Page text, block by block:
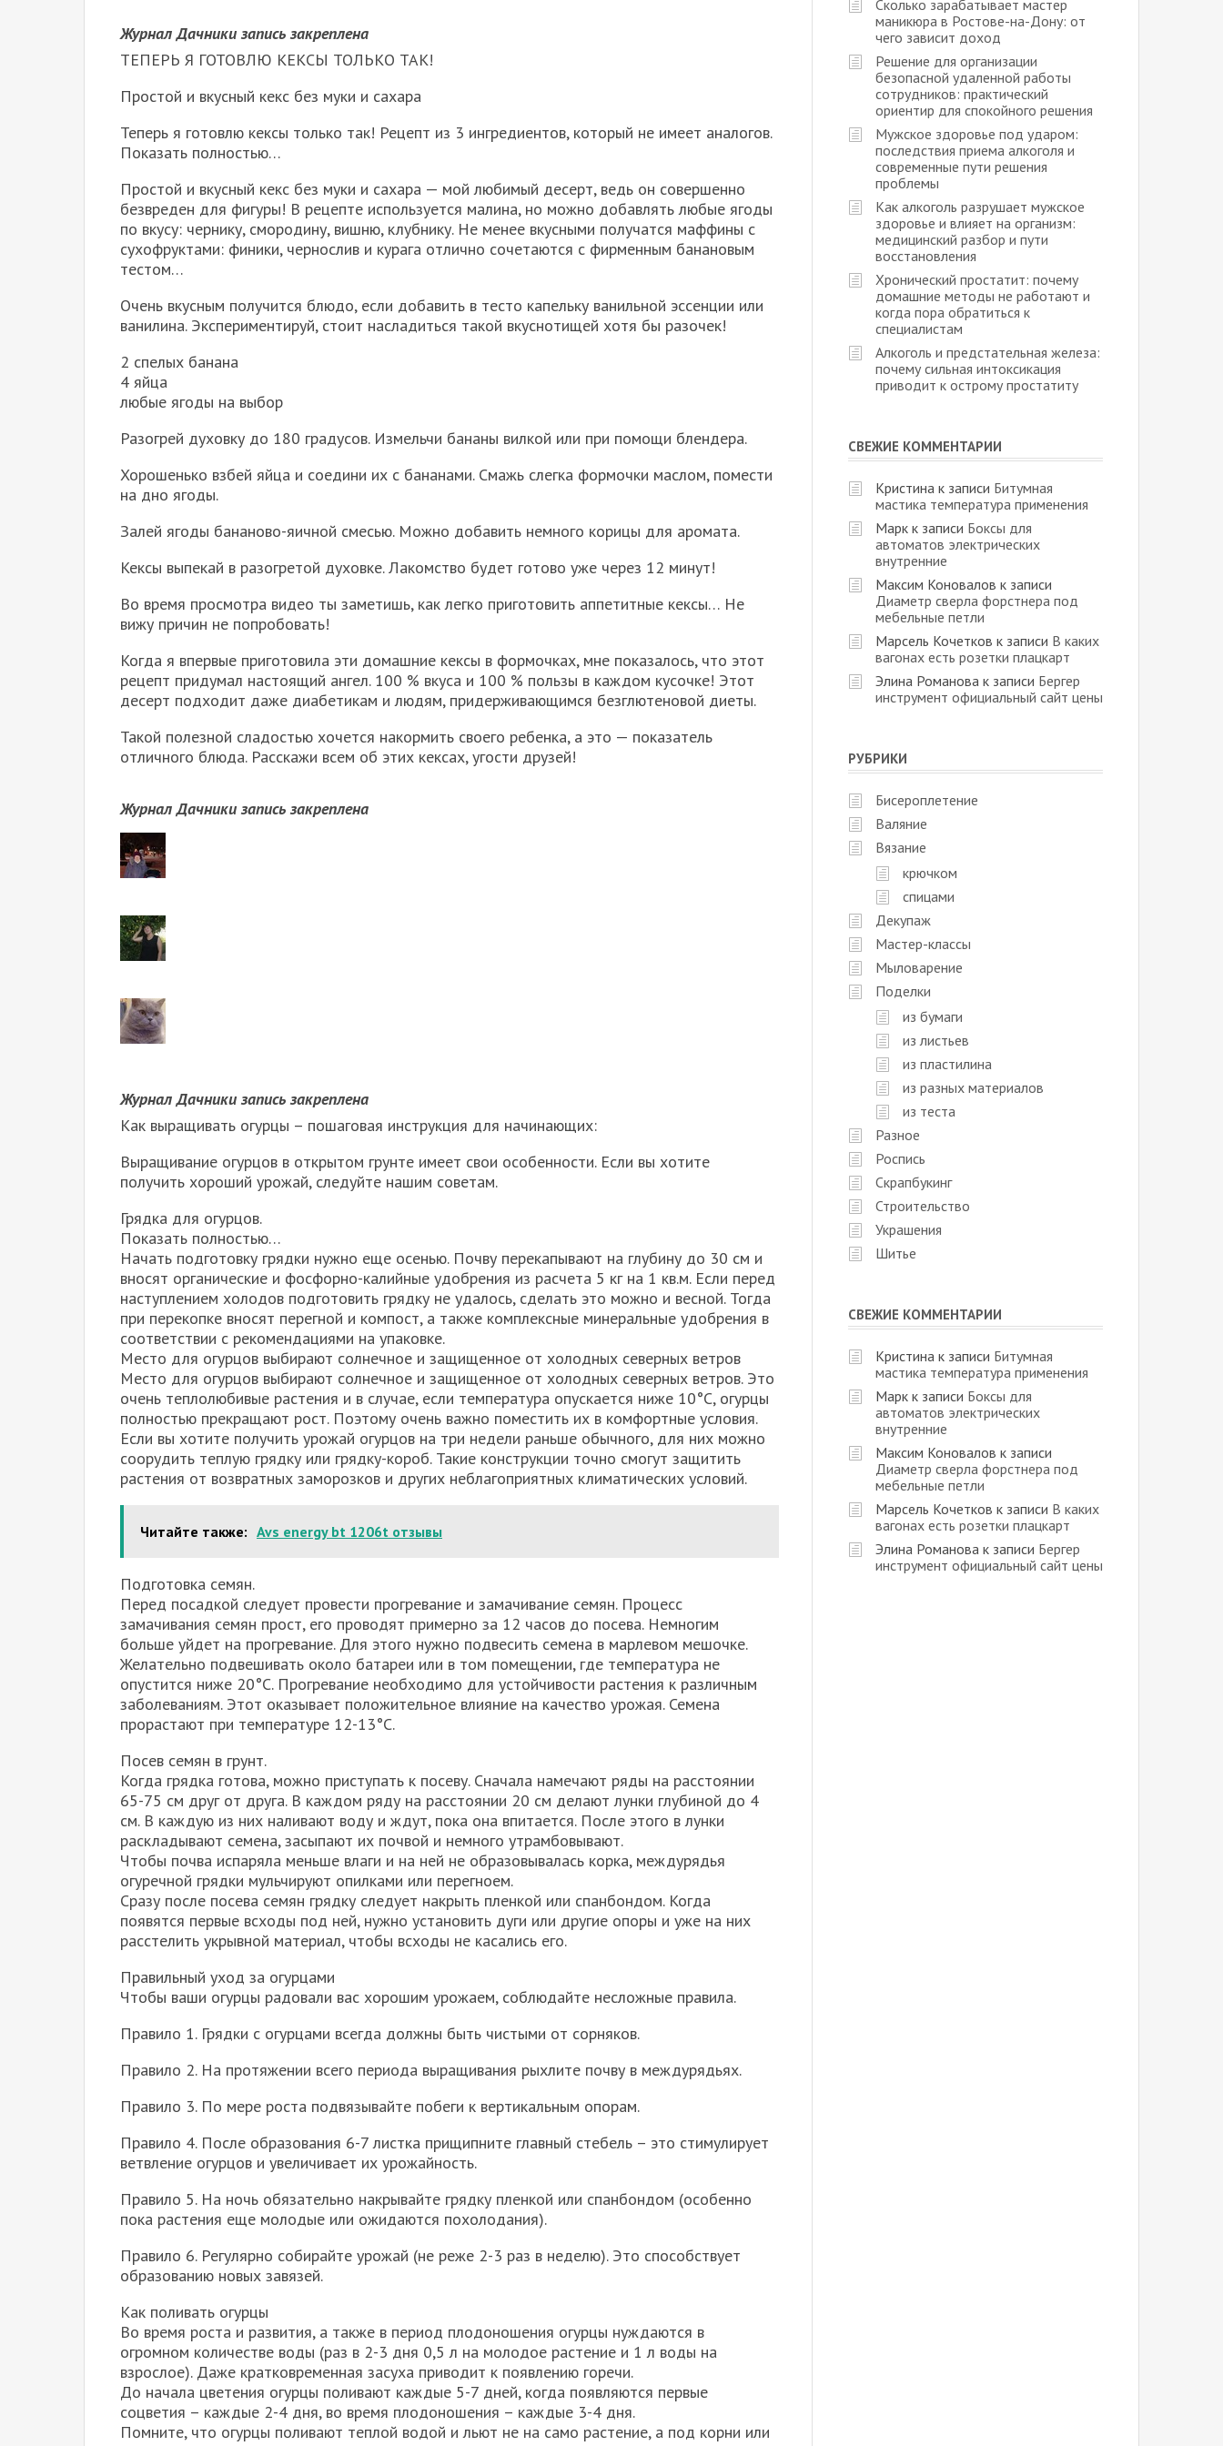
Журнал Дачники запись закреплена
ТЕПЕРЬ Я ГОТОВЛЮ КЕКСЫ ТОЛЬКО ТАК!
Простой и вкусный кекс без муки и сахара
Теперь я готовлю кексы только так! Рецепт из 3 ингредиентов, который не имеет аналогов.
Показать полностью…
Простой и вкусный кекс без муки и сахара — мой любимый десерт, ведь он совершенно
безвреден для фигуры! В рецепте используется малина, но можно добавлять любые ягоды
по вкусу: чернику, смородину, вишню, клубнику. Не менее вкусными получатся маффины с
сухофруктами: финики, чернослив и курага отлично сочетаются с фирменным банановым
тестом…
Очень вкусным получится блюдо, если добавить в тесто капельку ванильной эссенции или
ванилина. Экспериментируй, стоит насладиться такой вкуснотищей хотя бы разочек!
2 спелых банана
4 яйца
любые ягоды на выбор
Разогрей духовку до 180 градусов. Измельчи бананы вилкой или при помощи блендера.
Хорошенько взбей яйца и соедини их с бананами. Смажь слегка формочки маслом, помести
на дно ягоды.
Залей ягоды бананово-яичной смесью. Можно добавить немного корицы для аромата.
Кексы выпекай в разогретой духовке. Лакомство будет готово уже через 12 минут!
Во время просмотра видео ты заметишь, как легко приготовить аппетитные кексы… Не
вижу причин не попробовать!
Когда я впервые приготовила эти домашние кексы в формочках, мне показалось, что этот
рецепт придумал настоящий ангел. 100 % вкуса и 100 % пользы в каждом кусочке! Этот
десерт подходит даже диабетикам и людям, придерживающимся безглютеновой диеты.
Такой полезной сладостью хочется накормить своего ребенка, а это — показатель
отличного блюда. Расскажи всем об этих кексах, угости друзей!
Журнал Дачники запись закреплена
Журнал Дачники запись закреплена
Как выращивать огурцы – пошаговая инструкция для начинающих:
Выращивание огурцов в открытом грунте имеет свои особенности. Если вы хотите
получить хороший урожай, следуйте нашим советам.
Грядка для огурцов.
Показать полностью…
Начать подготовку грядки нужно еще осенью. Почву перекапывают на глубину до 30 см и
вносят органические и фосфорно-калийные удобрения из расчета 5 кг на 1 кв.м. Если перед
наступлением холодов подготовить грядку не удалось, сделать это можно и весной. Тогда
при перекопке вносят перегной и компост, а также комплексные минеральные удобрения в
соответствии с рекомендациями на упаковке.
Место для огурцов выбирают солнечное и защищенное от холодных северных ветров
Место для огурцов выбирают солнечное и защищенное от холодных северных ветров. Это
очень теплолюбивые растения и в случае, если температура опускается ниже 10°С, огурцы
полностью прекращают рост. Поэтому очень важно поместить их в комфортные условия.
Если вы хотите получить урожай огурцов на три недели раньше обычного, для них можно
соорудить теплую грядку или грядку-короб. Такие конструкции точно смогут защитить
растения от возвратных заморозков и других неблагоприятных климатических условий.
Читайте также: Avs energy bt 1206t отзывы
Подготовка семян.
Перед посадкой следует провести прогревание и замачивание семян. Процесс
замачивания семян прост, его проводят примерно за 12 часов до посева. Немногим
больше уйдет на прогревание. Для этого нужно подвесить семена в марлевом мешочке.
Желательно подвешивать около батареи или в том помещении, где температура не
опустится ниже 20°С. Прогревание необходимо для устойчивости растения к различным
заболеваниям. Этот оказывает положительное влияние на качество урожая. Семена
прорастают при температуре 12-13°С.
Посев семян в грунт.
Когда грядка готова, можно приступать к посеву. Сначала намечают ряды на расстоянии
65-75 см друг от друга. В каждом ряду на расстоянии 20 см делают лунки глубиной до 4
см. В каждую из них наливают воду и ждут, пока она впитается. После этого в лунки
раскладывают семена, засыпают их почвой и немного утрамбовывают.
Чтобы почва испаряла меньше влаги и на ней не образовывалась корка, междурядья
огуречной грядки мульчируют опилками или перегноем.
Сразу после посева семян грядку следует накрыть пленкой или спанбондом. Когда
появятся первые всходы под ней, нужно установить дуги или другие опоры и уже на них
расстелить укрывной материал, чтобы всходы не касались его.
Правильный уход за огурцами
Чтобы ваши огурцы радовали вас хорошим урожаем, соблюдайте несложные правила.
Правило 1. Грядки с огурцами всегда должны быть чистыми от сорняков.
Правило 2. На протяжении всего периода выращивания рыхлите почву в междурядьях.
Правило 3. По мере роста подвязывайте побеги к вертикальным опорам.
Правило 4. После образования 6-7 листка прищипните главный стебель – это стимулирует
ветвление огурцов и увеличивает их урожайность.
Правило 5. На ночь обязательно накрывайте грядку пленкой или спанбондом (особенно
пока растения еще молодые или ожидаются похолодания).
Правило 6. Регулярно собирайте урожай (не реже 2-3 раз в неделю). Это способствует
образованию новых завязей.
Как поливать огурцы
Во время роста и развития, а также в период плодоношения огурцы нуждаются в
огромном количестве воды (раз в 2-3 дня 0,5 л на молодое растение и 1 л воды на
взрослое). Даже кратковременная засуха приводит к появлению горечи.
До начала цветения огурцы поливают каждые 5-7 дней, когда появляются первые
соцветия – каждые 2-4 дня, во время плодоношения – каждые 3-4 дня.
Помните, что огурцы поливают теплой водой и льют не на само растение, а под корни или
Сколько зарабатывает мастер
маникюра в Ростове-на-Дону: от
чего зависит доход
Решение для организации
безопасной удаленной работы
сотрудников: практический
ориентир для спокойного решения
Мужское здоровье под ударом:
последствия приема алкоголя и
современные пути решения
проблемы
Как алкоголь разрушает мужское
здоровье и влияет на организм:
медицинский разбор и пути
восстановления
Хронический простатит: почему
домашние методы не работают и
когда пора обратиться к
специалистам
Алкоголь и предстательная железа:
почему сильная интоксикация
приводит к острому простатиту
СВЕЖИЕ КОММЕНТАРИИ
Кристина к записи Битумная
мастика температура применения
Марк к записи Боксы для
автоматов электрических
внутренние
Максим Коновалов к записи
Диаметр сверла форстнера под
мебельные петли
Марсель Кочетков к записи В каких
вагонах есть розетки плацкарт
Элина Романова к записи Бергер
инструмент официальный сайт цены
РУБРИКИ
Бисероплетение
Валяние
Вязание
крючком
спицами
Декупаж
Мастер-классы
Мыловарение
Поделки
из бумаги
из листьев
из пластилина
из разных материалов
из теста
Разное
Роспись
Скрапбукинг
Строительство
Украшения
Шитье
СВЕЖИЕ КОММЕНТАРИИ
Кристина к записи Битумная
мастика температура применения
Марк к записи Боксы для
автоматов электрических
внутренние
Максим Коновалов к записи
Диаметр сверла форстнера под
мебельные петли
Марсель Кочетков к записи В каких
вагонах есть розетки плацкарт
Элина Романова к записи Бергер
инструмент официальный сайт цены